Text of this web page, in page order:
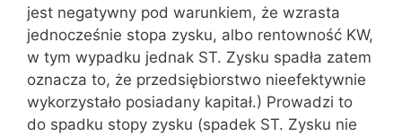
jest negatywny pod warunkiem, że wzrasta
jednocześnie stopa zysku, albo rentowność KW,
w tym wypadku jednak ST. Zysku spadła zatem
oznacza to, że przedsiębiorstwo nieefektywnie
wykorzystało posiadany kapitał.) Prowadzi to
do spadku stopy zysku (spadek ST. Zysku nie